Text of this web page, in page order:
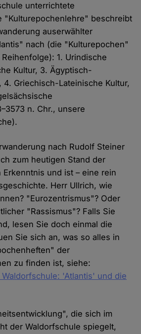
unterrichtete
"Kulturepochenlehre" beschreibt
auserwählter
nach (die "Kulturepochen"
1. Urindische
Kultur, 3. Ägyptisch-
4. Griechisch-Lateinische Kultur,
n. Chr., unsere
nach Rudolf Steiner
zum heutigen Stand der
und ist – eine rein
Herr Ullrich, wie
"Eurozentrismus"? Oder
"Rassismus"? Falls Sie
lesen Sie doch einmal die
Sie sich an, was so alles in
der
zu finden ist, siehe:
'Atlantis' und die
die sich im
der Waldorfschule spiegelt,